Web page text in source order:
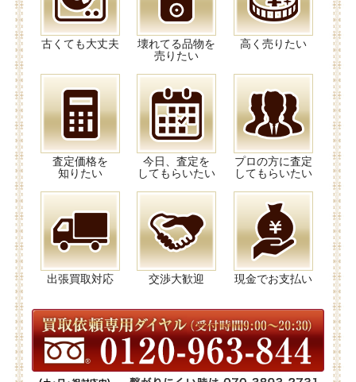
古くても大丈夫
壊れてる品物を
売りたい
高く売りたい
査定価格を
知りたい
今日、査定を
してもらいたい
プロの方に査定
してもらいたい
出張買取対応 交渉大歓迎 現金でお支払い